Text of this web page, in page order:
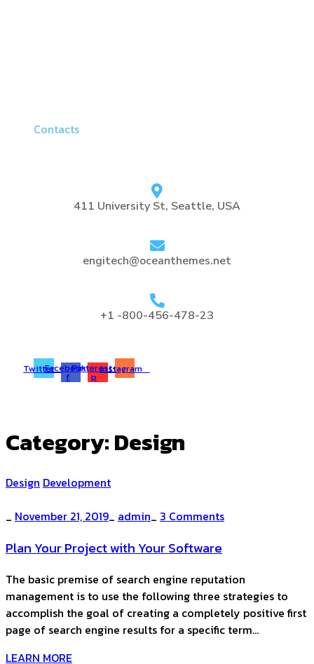
Contacts
411 University St, Seattle, USA
engitech@oceanthemes.net
+1 -800-456-478-23
TwitterFacebook-
f
Pinterest-
p
Instagram
Category:Design
Design Development
_ November 21, 2019_ admin_ 3 Comments
Plan Your Project with Your Software
The basic premise of search engine reputation
management is to use the following three strategies to
accomplish the goal of creating a completely positive first
page of search engine results for a specific term…
LEARN MORE